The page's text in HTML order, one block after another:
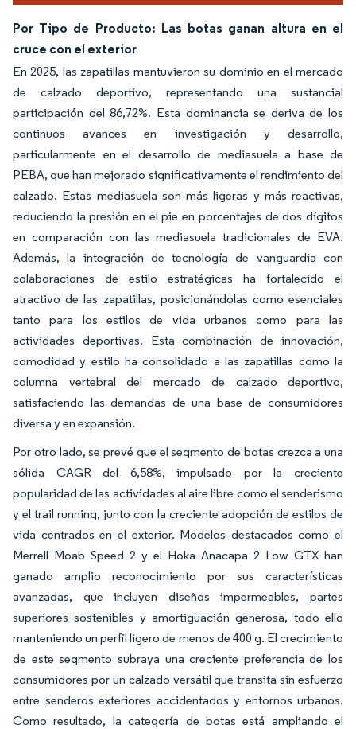
Por Tipo de Producto: Las botas ganan altura en el
cruce con el exterior
En 2025, las zapatillas mantuvieron su dominio en el mercado
de calzado deportivo, representando una sustancial
participación del 86,72%. Esta dominancia se deriva de los
continuos avances en investigación y desarrollo,
particularmente en el desarrollo de mediasuela a base de
PEBA, que han mejorado significativamente el rendimiento del
calzado. Estas mediasuela son más ligeras y más reactivas,
reduciendo la presión en el pie en porcentajes de dos dígitos
en comparación con las mediasuela tradicionales de EVA.
Además, la integración de tecnología de vanguardia con
colaboraciones de estilo estratégicas ha fortalecido el
atractivo de las zapatillas, posicionándolas como esenciales
tanto para los estilos de vida urbanos como para las
actividades deportivas. Esta combinación de innovación,
comodidad y estilo ha consolidado a las zapatillas como la
columna vertebral del mercado de calzado deportivo,
satisfaciendo las demandas de una base de consumidores
diversa y en expansión.
Por otro lado, se prevé que el segmento de botas crezca a una
sólida CAGR del 6,58%, impulsado por la creciente
popularidad de las actividades al aire libre como el senderismo
y el trail running, junto con la creciente adopción de estilos de
vida centrados en el exterior. Modelos destacados como el
Merrell Moab Speed 2 y el Hoka Anacapa 2 Low GTX han
ganado amplio reconocimiento por sus características
avanzadas, que incluyen diseños impermeables, partes
superiores sostenibles y amortiguación generosa, todo ello
manteniendo un perfil ligero de menos de 400 g. El crecimiento
de este segmento subraya una creciente preferencia de los
consumidores por un calzado versátil que transita sin esfuerzo
entre senderos exteriores accidentados y entornos urbanos.
Como resultado, la categoría de botas está ampliando el